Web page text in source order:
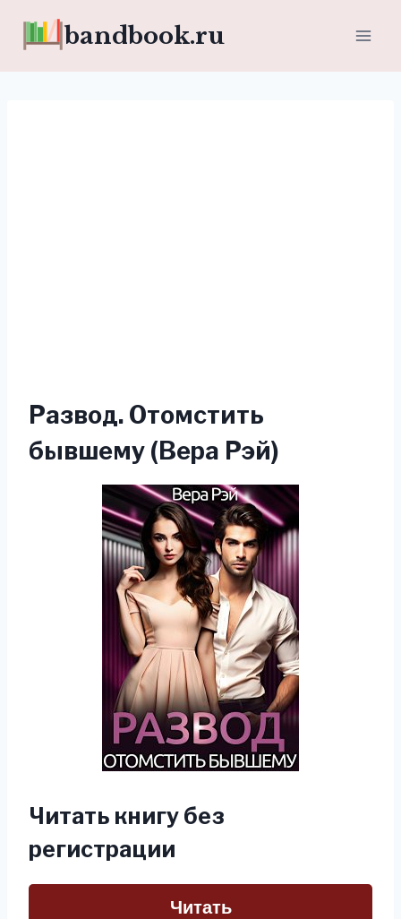
bandbook.ru
Развод. Отомстить
бывшему (Вера Рэй)
Читать книгу без
регистрации
Читать